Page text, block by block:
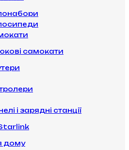
самокати
і зарядні станції
дому